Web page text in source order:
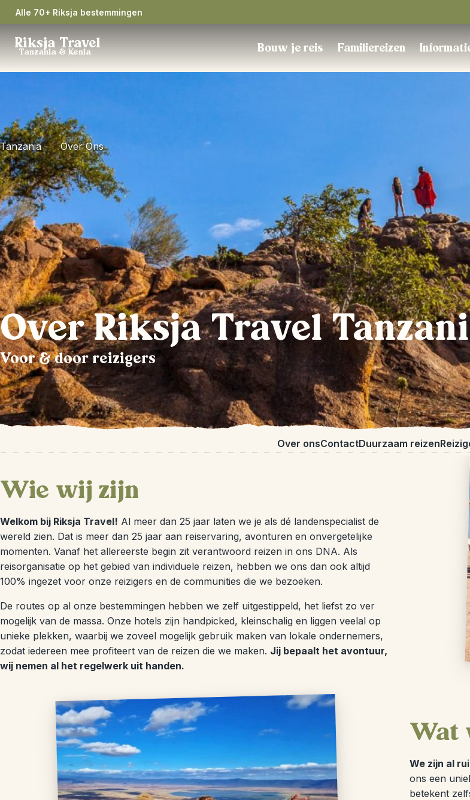
Alle 70+ Riksja bestemmingen
Riksja Travel
Tanzania & Kenia Bouw je reis Familiereizen
Tanzania Over Ons
Over Riksja Travel
Voor & door reizigers
Over onsContactDuurzaam reizen
Wie wij zijn
Welkom bij Riksja Travel! Al meer dan 25 jaar laten we je als dé landenspecialist de
wereld zien. Dat is meer dan 25 jaar aan reiservaring, avonturen en onvergetelijke
momenten. Vanaf het allereerste begin zit verantwoord reizen in ons DNA. Als
reisorganisatie op het gebied van individuele reizen, hebben we ons dan ook altijd
100% ingezet voor onze reizigers en de communities die we bezoeken.
De routes op al onze bestemmingen hebben we zelf uitgestippeld, het liefst zo ver
mogelijk van de massa. Onze hotels zijn handpicked, kleinschalig en liggen veelal op
unieke plekken, waarbij we zoveel mogelijk gebruik maken van lokale ondernemers,
zodat iedereen mee profiteert van de reizen die we maken. Jij bepaalt het avontuur,
wij nemen al het regelwerk uit handen.
Wat
We zijn al
ons een
betekent